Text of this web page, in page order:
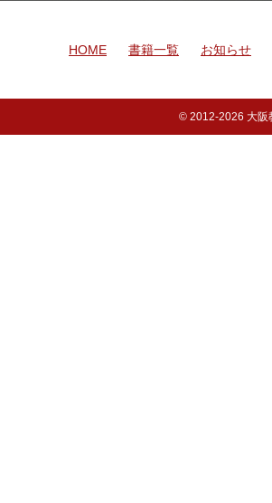
HOME 書籍一覧 お知らせ
© 2012-2026 大阪